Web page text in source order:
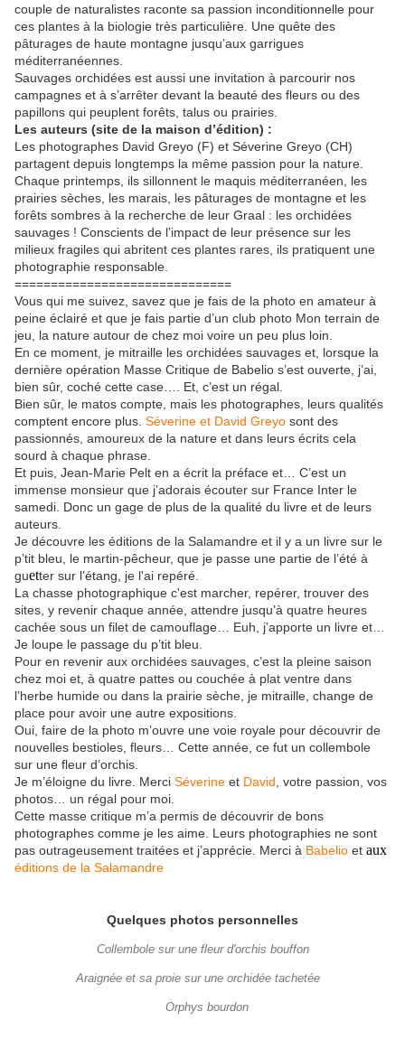
couple de naturalistes raconte sa passion inconditionnelle pour
ces plantes à la biologie très particulière. Une quête des
pâturages de haute montagne jusqu’aux garrigues
méditerranéennes.
Sauvages orchidées est aussi une invitation à parcourir nos
campagnes et à s’arrêter devant la beauté des fleurs ou des
papillons qui peuplent forêts, talus ou prairies.
Les auteurs (site de la maison d’édition) :
Les photographes David Greyo (F) et Séverine Greyo (CH)
partagent depuis longtemps la même passion pour la nature.
Chaque printemps, ils sillonnent le maquis méditerranéen, les
prairies sèches, les marais, les pâturages de montagne et les
forêts sombres à la recherche de leur Graal : les orchidées
sauvages ! Conscients de l’impact de leur présence sur les
milieux fragiles qui abritent ces plantes rares, ils pratiquent une
photographie responsable.
==============================
Vous qui me suivez, savez que je fais de la photo en amateur à
peine éclairé et que je fais partie d’un club photo Mon terrain de
jeu, la nature autour de chez moi voire un peu plus loin.
En ce moment, je mitraille les orchidées sauvages et, lorsque la
dernière opération Masse Critique de Babelio s’est ouverte, j’ai,
bien sûr, coché cette case…. Et, c’est un régal.
Bien sûr, le matos compte, mais les photographes, leurs qualités
comptent encore plus. Séverine et David Greyo sont des
passionnés, amoureux de la nature et dans leurs écrits cela
sourd à chaque phrase.
Et puis, Jean-Marie Pelt en a écrit la préface et… C’est un
immense monsieur que j’adorais écouter sur France Inter le
samedi. Donc un gage de plus de la qualité du livre et de leurs
auteurs.
Je découvre les éditions de la Salamandre et il y a un livre sur le
p’tit bleu, le martin-pêcheur, que je passe une partie de l’été à
guetter sur l’étang, je l'ai repéré.
La chasse photographique c'est marcher, repérer, trouver des
sites, y revenir chaque année, attendre jusqu’à quatre heures
cachée sous un filet de camouflage… Euh, j’apporte un livre et…
Je loupe le passage du p’tit bleu.
Pour en revenir aux orchidées sauvages, c’est la pleine saison
chez moi et, à quatre pattes ou couchée à plat ventre dans
l’herbe humide ou dans la prairie sèche, je mitraille, change de
place pour avoir une autre expositions.
Oui, faire de la photo m’ouvre une voie royale pour découvrir de
nouvelles bestioles, fleurs… Cette année, ce fut un collembole
sur une fleur d’orchis.
Je m’éloigne du livre. Merci Séverine et David , votre passion, vos
photos… un régal pour moi.
Cette masse critique m’a permis de découvrir de bons
photographes comme je les aime. Leurs photographies ne sont
pas outrageusement traitées et j’apprécie. Merci à Babelio et aux
éditions de la Salamandre
Quelques photos personnelles
Collembole sur une fleur d'orchis bouffon
Araignée et sa proie sur une orchidée tachetée
Orphys bourdon